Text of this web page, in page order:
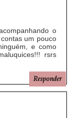
o
um pouco
e como
rsrs
Responder